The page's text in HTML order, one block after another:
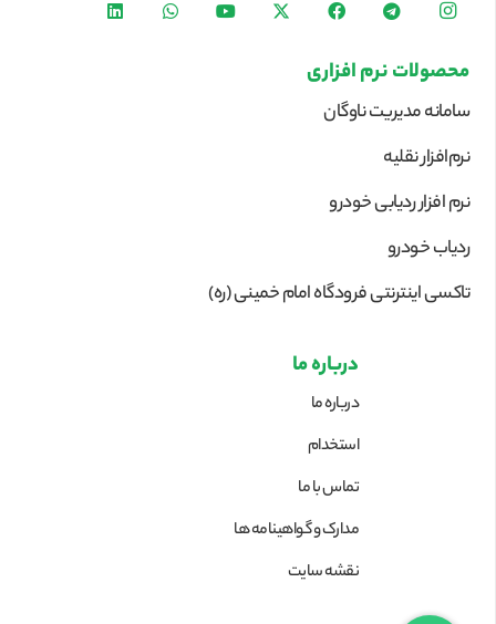
محصولات نرم افزاری
سامانه مدیریت ناوگان
نرم‌افزار نقلیه
نرم افزار ردیابی خودرو
ردیاب خودرو
تاکسی اینترنتی فرودگاه امام خمینی (ره)
درباره ما
درباره ما
استخدام
تماس با ما
مدارک و گواهینامه ها
نقشه سایت